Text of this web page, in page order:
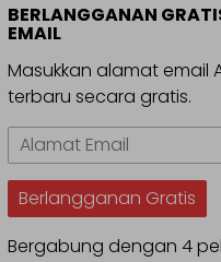
BERLANGGANAN
EMAIL
Masukkan alamat email
terbaru secara gratis.
Alamat
Email
Berlangganan Gratis
Bergabung dengan 4